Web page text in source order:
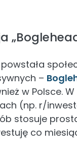
–
w Polsce.
(np. r/
stosuje
co